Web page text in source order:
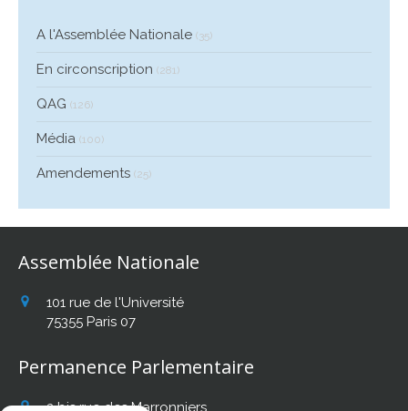
A l'Assemblée Nationale (35)
En circonscription (281)
QAG (126)
Média (100)
Amendements (25)
Assemblée Nationale
101 rue de l'Université
75355 Paris 07
Permanence Parlementaire
2 bis rue des Marronniers